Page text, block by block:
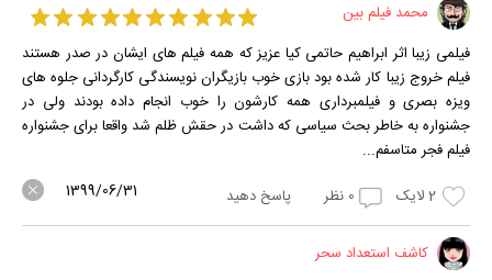
محمد فیلم بین
فیلمی زیبا اثر ابراهیم حاتمی کیا عزیز که همه فیلم های ایشان در صدر هستند
فیلم خروج زیبا کار شده بود بازی خوب بازیگران نویسندگی کارگردانی جلوه های
ویزه بصری و فیلمبرداری همه کارشون را خوب انجام داده بودند ولی در
جشنواره به خاطر بحث سیاسی که داشت در حقش ظلم شد واقعا برای جشنواره
فیلم فجر متاسفم...
2لایک 0 نظر پاسخ دهید 1399/06/31
کاشف استعداد سحر